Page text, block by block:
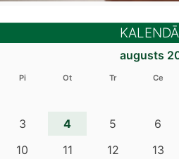
augusts
Pi Ot Tr Ce
3
4 5 6
10
11 12 13